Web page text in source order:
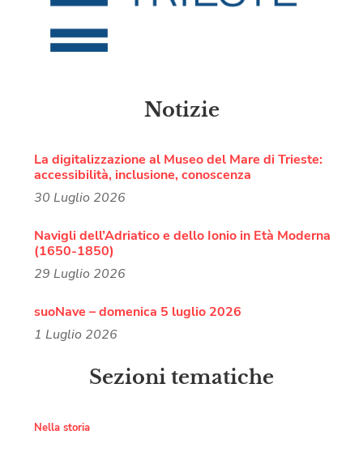
Notizie
La digitalizzazione al Museo del Mare di Trieste:
accessibilità, inclusione, conoscenza
30 Luglio 2026
Navigli dell’Adriatico e dello Ionio in Età Moderna
(1650-1850)
29 Luglio 2026
suoNave – domenica 5 luglio 2026
1 Luglio 2026
Sezioni tematiche
Nella storia